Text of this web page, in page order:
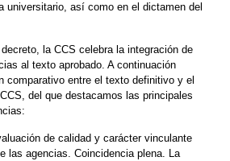
universitario, así como en el dictamen del
la CCS celebra la integración de
al texto aprobado. A continuación
comparativo entre el texto definitivo y el
del que destacamos las principales
de calidad y carácter vinculante
las agencias. Coincidencia plena. La